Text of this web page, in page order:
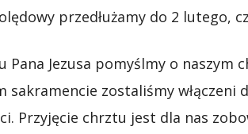
przedłużamy do 2 lutego,
Pana Jezusa pomyślmy o
sakramencie zostaliśmy
Przyjęcie chrztu jest dla nas